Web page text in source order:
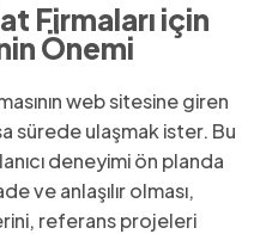
Firmaları için
Önemi
web sitesine giren
sürede ulaşmak ister. Bu
deneyimi ön planda
ve anlaşılır olması,
referans projeleri